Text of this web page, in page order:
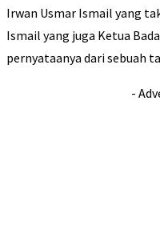
Irwan Usmar Ismail yang
Ismail yang juga Ketua
pernyataanya dari sebuah
-